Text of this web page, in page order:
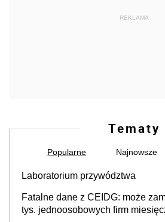
REKLAMA
Tematy
Popularne Najnowsze
Laboratorium przywództwa
Fatalne dane z CEIDG: może
tys. jednoosobowych firm